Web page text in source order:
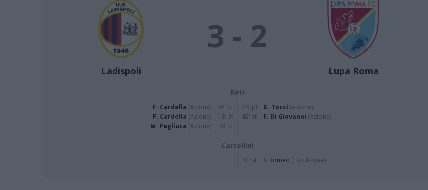
Ladispoli
3 - 2
Lupa Roma
Reti
F. Cardella (Azione)
36' pt
F. Cardella (Azione)
13' st
M. Pagliuca (Azione) 48' st
28' pt G. Tocci (Azione)
42' st
F. Di Giovanni (Azione)
Cartellini
32' st S. Romeo (Espulsione)